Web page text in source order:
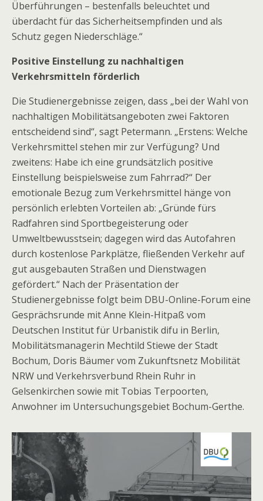
Überführungen – bestenfalls beleuchtet und
überdacht für das Sicherheitsempfinden und als
Schutz gegen Niederschläge.“
Positive Einstellung zu nachhaltigen
Verkehrsmitteln förderlich
Die Studienergebnisse zeigen, dass „bei der Wahl von
nachhaltigen Mobilitätsangeboten zwei Faktoren
entscheidend sind“, sagt Petermann. „Erstens: Welche
Verkehrsmittel stehen mir zur Verfügung? Und
zweitens: Habe ich eine grundsätzlich positive
Einstellung beispielsweise zum Fahrrad?“ Der
emotionale Bezug zum Verkehrsmittel hänge von
persönlich erlebten Vorteilen ab: „Gründe fürs
Radfahren sind Sportbegeisterung oder
Umweltbewusstsein; dagegen wird das Autofahren
durch kostenlose Parkplätze, fließenden Verkehr auf
gut ausgebauten Straßen und Dienstwagen
gefördert.“ Nach der Präsentation der
Studienergebnisse folgt beim DBU-Online-Forum eine
Gesprächsrunde mit Anne Klein-Hitpaß vom
Deutschen Institut für Urbanistik difu in Berlin,
Mobilitätsmanagerin Mechtild Stiewe der Stadt
Bochum, Doris Bäumer vom Zukunftsnetz Mobilität
NRW und Verkehrsverbund Rhein Ruhr in
Gelsenkirchen sowie mit Tobias Terpoorten,
Anwohner im Untersuchungsgebiet Bochum-Gerthe.